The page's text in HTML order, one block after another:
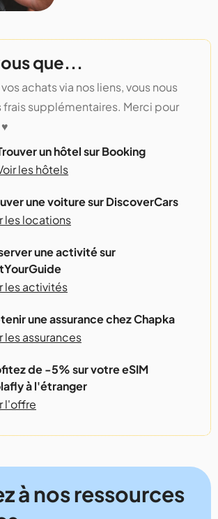
que...
achats via nos liens, vous nous
frais supplémentaires. Merci pour
un hôtel sur Booking
les hôtels
une voiture sur DiscoverCars
les locations
une activité sur
les activités
une assurance chez Chapka
les assurances
de -5% sur votre eSIM
à l'étranger
l'offre
à nos ressources